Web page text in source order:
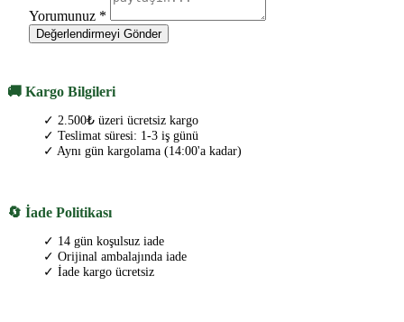
Yorumunuz *
Değerlendirmeyi Gönder
🚚 Kargo Bilgileri
✓ 2.500₺ üzeri ücretsiz kargo
✓ Teslimat süresi: 1-3 iş günü
✓ Aynı gün kargolama (14:00'a kadar)
🔄 İade Politikası
✓ 14 gün koşulsuz iade
✓ Orijinal ambalajında iade
✓ İade kargo ücretsiz